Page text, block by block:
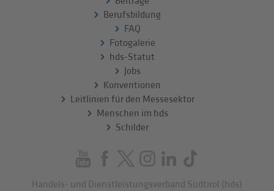
Berufsbildung
FAQ
Fotogalerie
hds-Statut
Jobs
Konventionen
Leitlinien für den Messesektor
Menschen im hds
Schilder
Handels- und Dienstleistungsverband Südtirol (hds)